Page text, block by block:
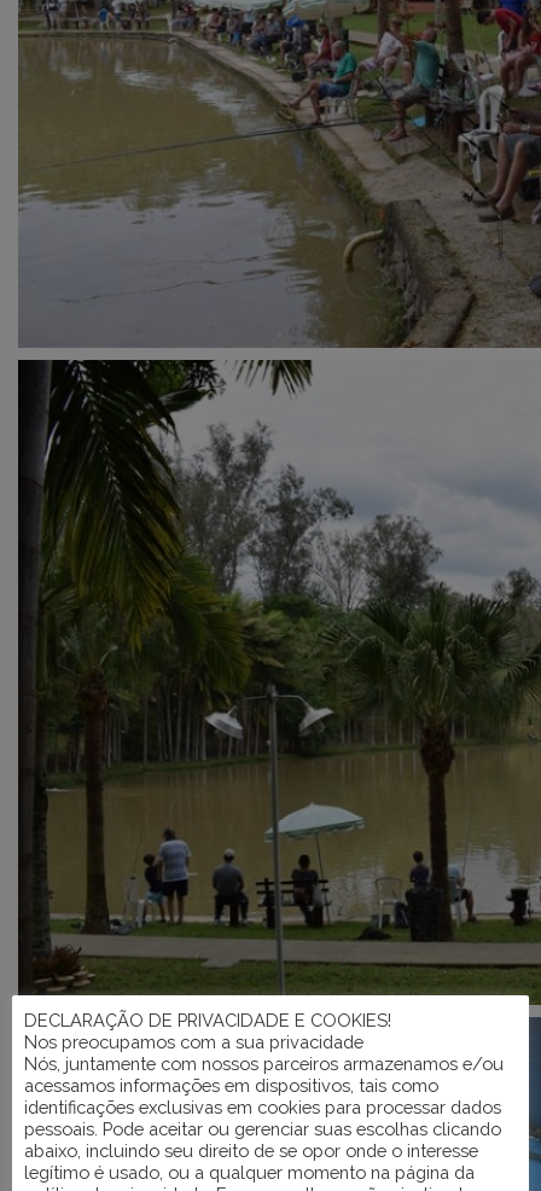
DECLARAÇÃO DE PRIVACIDADE E COOKIES!
Nos preocupamos com a sua privacidade
Nós, juntamente com nossos parceiros armazenamos e/ou
acessamos informações em dispositivos, tais como
identificações exclusivas em cookies para processar dados
pessoais. Pode aceitar ou gerenciar suas escolhas clicando
abaixo, incluindo seu direito de se opor onde o interesse
legítimo é usado, ou a qualquer momento na página da